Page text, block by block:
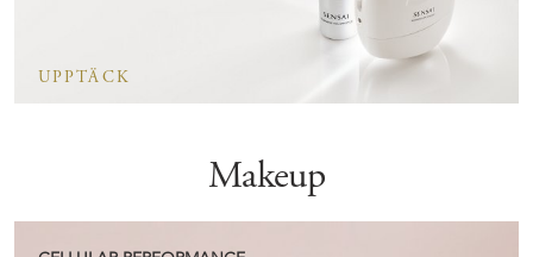
UPPTÄCK
Makeup